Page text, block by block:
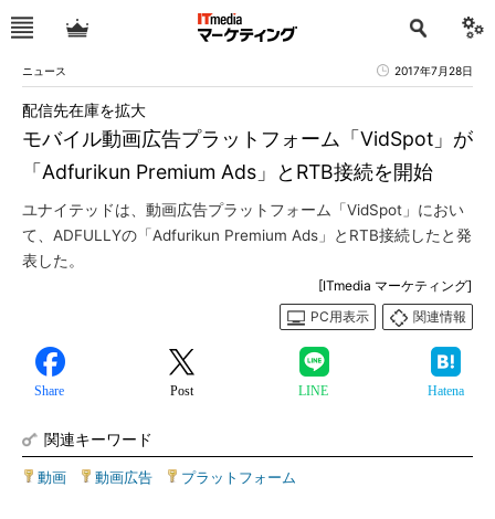
ニュース 2017年7月28日
モバイル動画広告プラットフォーム「VidSpot」が
「Adfurikun Premium Ads」とRTB接続を開始
配信先在庫を拡大
ユナイテッドは、動画広告プラットフォーム「VidSpot」におい
て、ADFULLYの「Adfurikun Premium Ads」とRTB接続したと発
表した。
[ITmedia マーケティング]
PC用表示
関連情報
Share Post LINE Hatena
関連キーワード
動画 動画広告 プラットフォーム